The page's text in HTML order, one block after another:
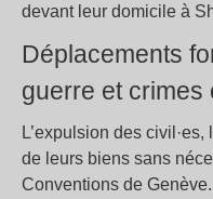
devant leur domicile à
Déplacements
guerre et crimes
L’expulsion des
de leurs biens sans
Conventions de